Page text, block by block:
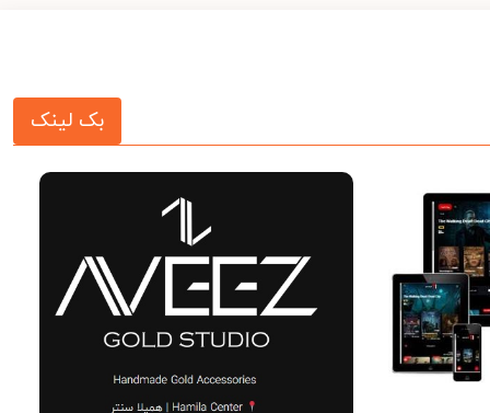
بک لینک